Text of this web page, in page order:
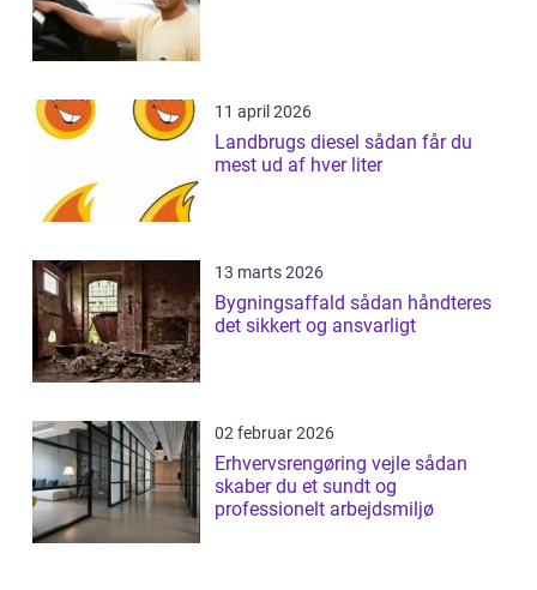
11 april 2026
Landbrugs diesel sådan får du
mest ud af hver liter
13 marts 2026
Bygningsaffald sådan håndteres
det sikkert og ansvarligt
02 februar 2026
Erhvervsrengøring vejle sådan
skaber du et sundt og
professionelt arbejdsmiljø